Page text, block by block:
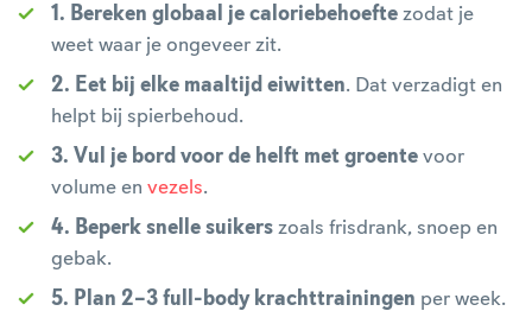
1. Bereken globaal je caloriebehoefte zodat je
weet waar je ongeveer zit.
2. Eet bij elke maaltijd eiwitten. Dat verzadigt en
helpt bij spierbehoud.
3. Vul je bord voor de helft met groente voor
volume en vezels.
4. Beperk snelle suikers zoals frisdrank, snoep en
gebak.
5. Plan 2–3 full-body krachttrainingen per week.